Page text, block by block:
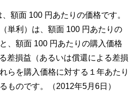
表面利率
ポンレート）
100 円
（償還価格）
購入価格
＋
残存年
額面 100 円あたりの価格です。
単利）は、額面 100 円あたりの
、額面 100 円あたりの購入価格
差損益（あるいは償還による差損
らを購入価格に対する１年あたり
ものです。（2012年5月6日）